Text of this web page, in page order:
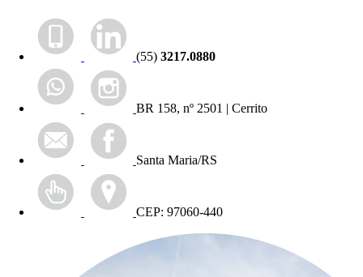
(55) 3217.0880
BR 158, nº 2501 | Cerrito
Santa Maria/RS
CEP: 97060-440